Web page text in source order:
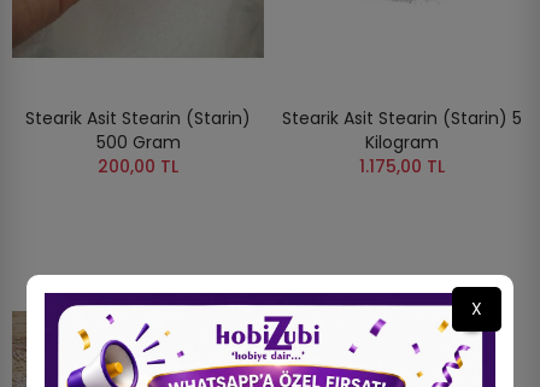
Stearik Asit Stearin (Starin)
500 Gram
200,00 TL
Stearik Asit Stearin (Starin) 5
Kilogram
1.175,00 TL
X